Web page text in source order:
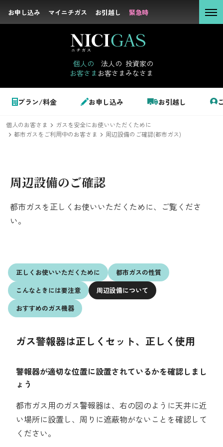
お申し込み マイニチガス お引越し 緊急時
個人の
お客さま
法人の
お客さま
投資家の
みなさま
プラン/料金 お申し込み お引越し
お申し込み マイニチガス お引越し 緊急時
個人のお客さま
LPガス＋でんき
料金
シミュレーション
お申し込み一覧
でガ割のご案内
料金
お申し込み一覧
LPガス
ガス料金
シミュレーション
お客さま
企業情報
お問い合わせ先
個人のお客さま
ガスを安全にお使いいただくために
都市ガスをご利用中のお客さま
周辺設備のご確認(都市ガス)
周辺設備のご確認
都市ガスを正しくお使いいただくために、ご覧くださ
い。
正しくお使いいただくために
都市ガスの性質
こんなときには要注意
周辺設備について
おすすめのガス機器
ガス警報器は正しくセット、正しく使用
警報器が適切な位置に設置されているかを確認しまし
ょう
都市ガス用のガス警報器は、右の図のように天井に近
い場所に設置し、周りに遮蔽物がないことを確認して
ください。